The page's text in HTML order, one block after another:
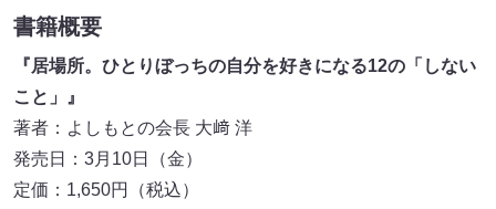
書籍概要
『居場所。ひとりぼっちの自分を好きになる12の「しない
こと」』
著者：よしもとの会長 大﨑 洋
発売日：3月10日（金）
定価：1,650円（税込）